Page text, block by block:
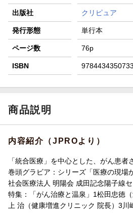
出版社 クリピュア
発行形態 単行本
ページ数 76p
ISBN 9784434350733
商品説明
内容紹介（JPROより）
「統合医療」を中心とした、がん患者
巻頭グラビア：シリーズ「医療の現
社会医療法人 明陽会 成田記念陽子線
特集：「がん治療と温泉」1松田忠徳
上 治（健康増進クリニック 院長）3川